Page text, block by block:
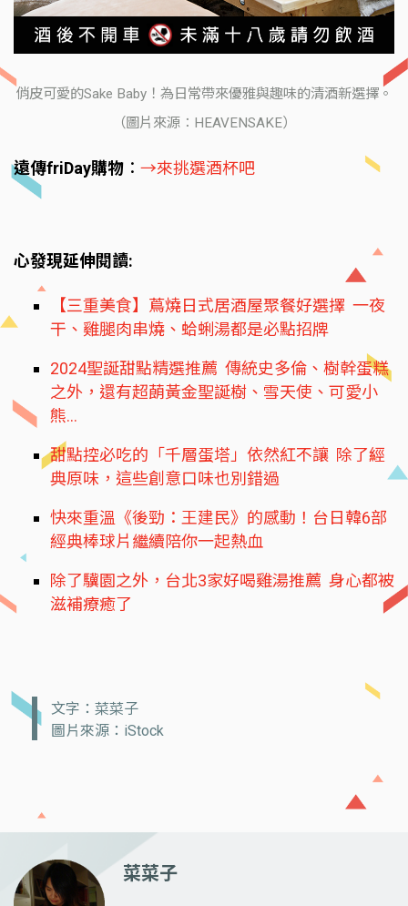
俏皮可愛的Sake Baby！為日常帶來優雅與趣味的清酒新選擇。
（圖片來源：HEAVENSAKE）
遠傳friDay購物 ： →來挑選酒杯吧
心發現延伸閱讀:
【三重美食】蔦燒日式居酒屋聚餐好選擇 一夜
干、雞腿肉串燒、蛤蜊湯都是必點招牌
2024聖誕甜點精選推薦 傳統史多倫、樹幹蛋糕
之外，還有超蓢黃金聖誕樹、雪天使、可愛小
熊…
甜點控必吃的「千層蛋塔」依然紅不讓 除了經
典原味，這些創意口味也別錯過
快來重溫《後勁：王建民》的感動！台日韓6部
經典棒球片繼續陪你一起熱血
除了驥園之外，台北3家好喝雞湯推薦 身心都被
滋補療癒了
文字：菜菜子
圖片來源：iStock
菜菜子